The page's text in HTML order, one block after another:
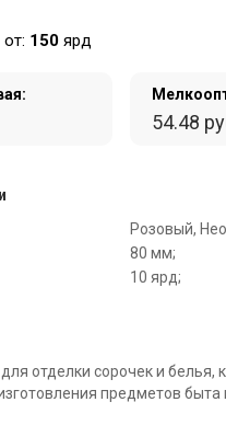
150 ярд
54.48
Розовый,
80 мм;
10 ярд;
отделки сорочек и белья,
предметов